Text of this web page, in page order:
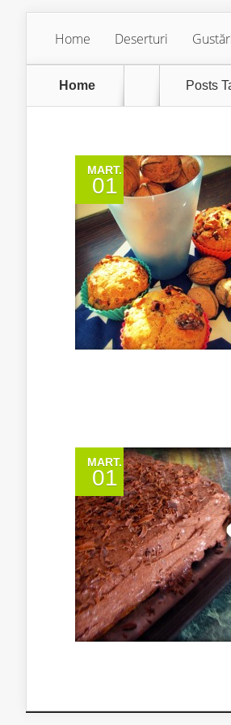
Home Deserturi
Home Posts
MART.
01
MART.
01